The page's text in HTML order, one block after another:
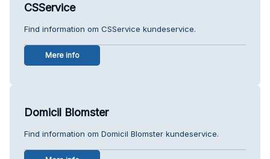
CSService
Find information om CSService kundeservice.
Mere info
Domicil Blomster
Find information om Domicil Blomster kundeservice.